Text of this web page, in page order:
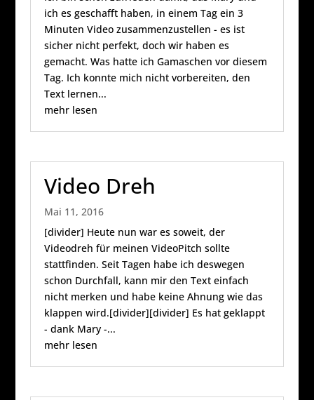
ich es geschafft haben, in einem Tag ein 3
Minuten Video zusammenzustellen - es ist
sicher nicht perfekt, doch wir haben es
gemacht. Was hatte ich Gamaschen vor diesem
Tag. Ich konnte mich nicht vorbereiten, den
Text lernen...
mehr lesen
Video Dreh
Mai 11, 2016
[divider] Heute nun war es soweit, der
Videodreh für meinen VideoPitch sollte
stattfinden. Seit Tagen habe ich deswegen
schon Durchfall, kann mir den Text einfach
nicht merken und habe keine Ahnung wie das
klappen wird.[divider][divider] Es hat geklappt
- dank Mary -...
mehr lesen